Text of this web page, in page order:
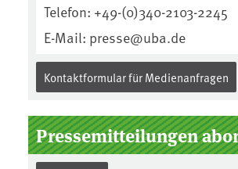
Telefon: +49-(0)340-2103-2245
E-Mail: presse@uba.de
Kontaktformular für Medienanfragen
Pressemitteilungen